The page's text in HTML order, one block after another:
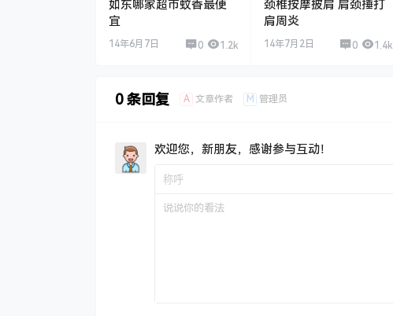
如东哪家超市蚊香最便
宜
14年6月7日 0 1.2k
颈椎按摩披肩 肩颈捶打
肩周炎
14年7月2日 0 1.4k
0 条回复 A 文章作者 M 管理员
欢迎您，新朋友，感谢参与互动！